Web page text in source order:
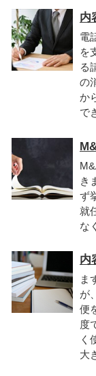
内
電
を
る
の
か
で
き
ず
就
な
内
ま
が
便
度
く
大